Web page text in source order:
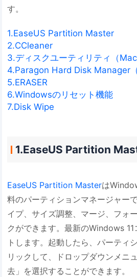
す。
1.EaseUS Partition Master
2.CCleaner
3.ディスクユーティリティ（Mac
4.Paragon Hard Disk Manager
5.ERASER
6.Windowsのリセット機能
7.Disk Wipe
1.EaseUS Partition
EaseUS Partition Masterは
料のパーティションマネージャー
イプ、サイズ調整、マージ、フォ
クができます。最新のWindows
トします。起動したら、パーティ
リックして、ドロップダウンメニ
去」を選択することができます。